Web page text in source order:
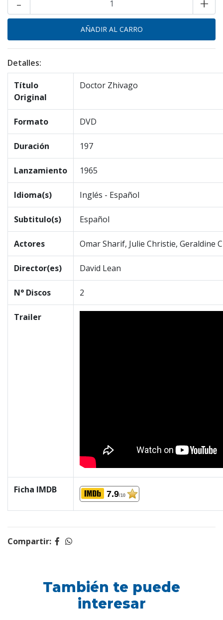
Detalles:
Título
Original
Doctor Zhivago
Formato DVD
Duración 197
Lanzamiento 1965
Idioma(s) Inglés - Español
Subtitulo(s) Español
Actores Omar Sharif, Julie Christie, Geraldine
Director(es) David Lean
N° Discos 2
Trailer
Ficha IMDB 7.9/10
Compartir:
También te puede
interesar